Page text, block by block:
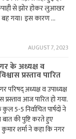
से झोर होकर लुआखर
गया। इस कारण …
AUGUST 7, 2023
के अध्यक्ष व
प्रस्ताव पारित
परिषद् अध्यक्ष व उपाध्यक्ष
आज पारित हो गया.
5-5 निर्वाचित पार्षदों ने
की पुष्टि करते हुए
शर्मा ने कहा कि नगर